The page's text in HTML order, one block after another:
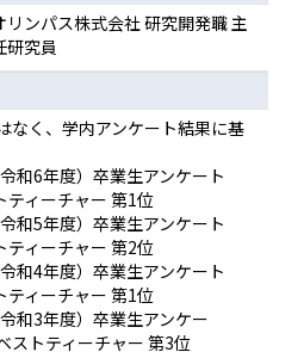
リンパス株式会社 研究開発職 主
研究員
なく、学内アンケート結果に基
和6年度）卒業生アンケート
ティーチャー 第1位
和5年度）卒業生アンケート
ティーチャー 第2位
和4年度）卒業生アンケート
ティーチャー 第1位
和3年度）卒業生アンケー
チャー 第3位